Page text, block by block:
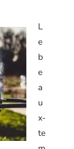
L
e
b
e
a
u
x-
te